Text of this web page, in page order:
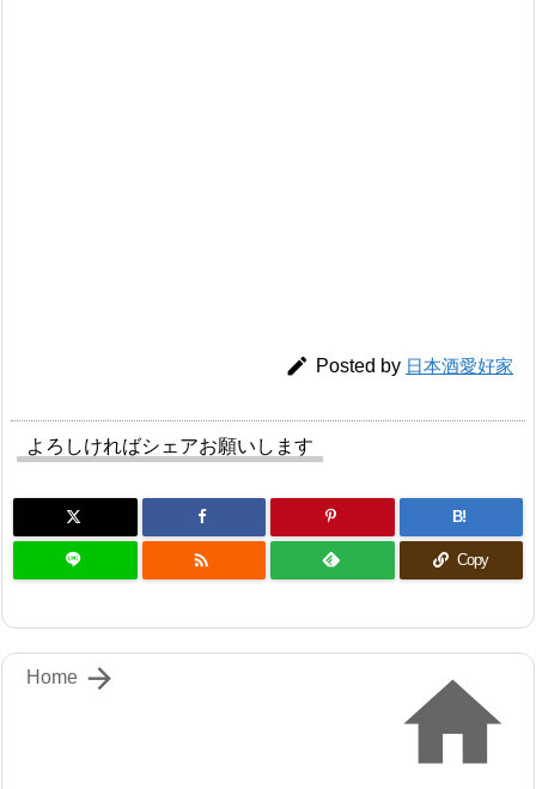
 Posted by 日本酒愛好家
よろしければシェアお願いします
B!
 Copy


Home